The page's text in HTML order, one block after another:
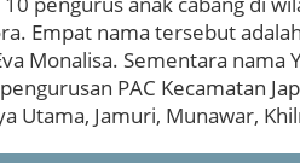
Empat nama tersebut
Monalisa. Sementara
PAC Kecamatan
Utama, Jamuri, Munawar,